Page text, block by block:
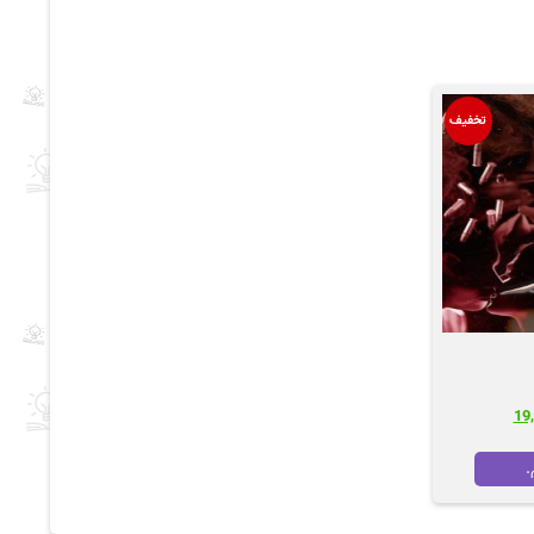
تخفیف
تومان 19,000
است.